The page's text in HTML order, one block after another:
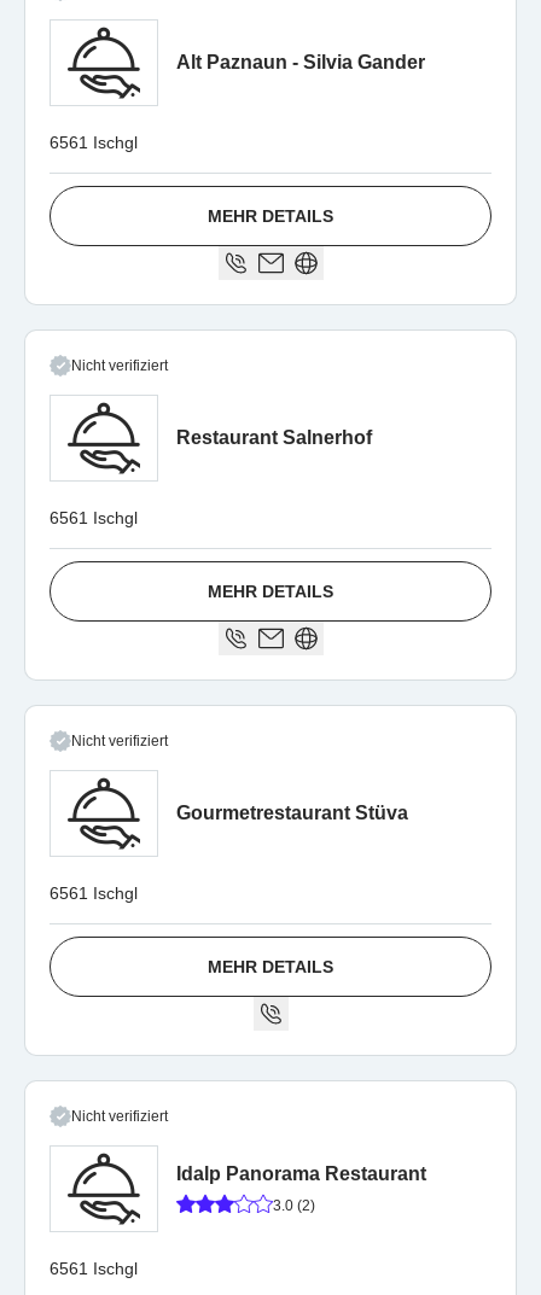
Alt Paznaun - Silvia Gander
6561 Ischgl
MEHR DETAILS
Nicht verifiziert
Restaurant Salnerhof
6561 Ischgl
MEHR DETAILS
Nicht verifiziert
Gourmetrestaurant Stüva
6561 Ischgl
MEHR DETAILS
Nicht verifiziert
Idalp Panorama Restaurant
3.0 (2)
6561 Ischgl